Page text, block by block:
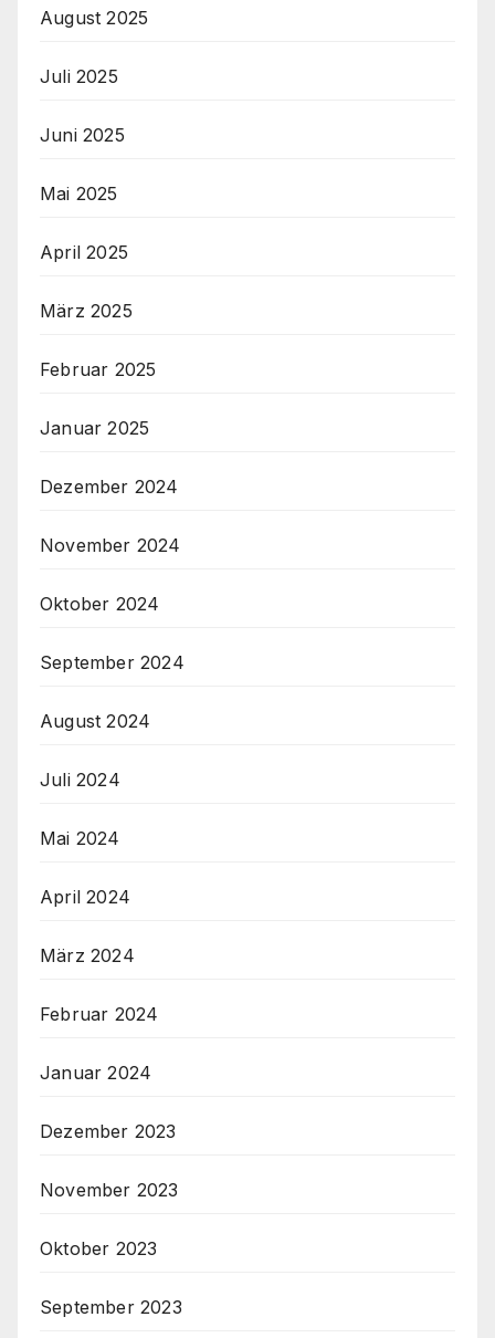
August 2025
Juli 2025
Juni 2025
Mai 2025
April 2025
März 2025
Februar 2025
Januar 2025
Dezember 2024
November 2024
Oktober 2024
September 2024
August 2024
Juli 2024
Mai 2024
April 2024
März 2024
Februar 2024
Januar 2024
Dezember 2023
November 2023
Oktober 2023
September 2023